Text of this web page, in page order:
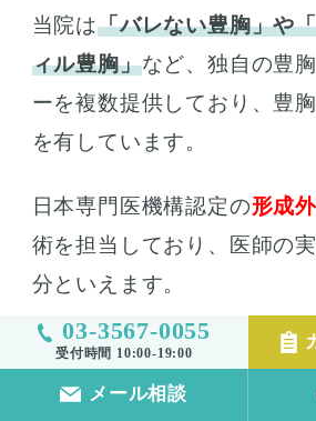
03-3567-0055
受付時間 10:00-19:00
メール相談
当院は「バレない豊胸」や
ィル豊胸」など、独自の豊
ーを複数提供しており、豊
を有しています。
日本専門医機構認定の形成
術を担当しており、医師の
分といえます。
脂肪注入・シリコンバッグ
注入と、様々な種類の豊胸